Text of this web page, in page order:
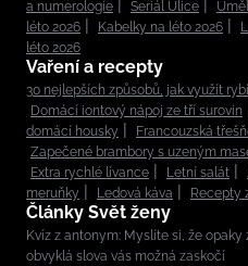
a numerologie
Seriál Ulice
léto 2026
Kabelky na léto 2026
léto 2026
Vaření a recepty
30 nejlepších způsobů, jak využít
Domácí iontový nápoj ze tří surovin
domácí housky
Francouzská
Zapečené brambory s uzeným
Extra rychlé lívance
Letní salát
meruňky
Ledová káva Recepty
Články Svět ženy
Kvíz z antonym: Myslíte si, že
obvyklá slova vás možná zaskočí